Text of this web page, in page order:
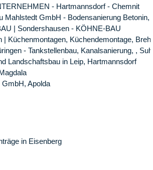
- Hartmannsdorf - Chemnit
Mahlstedt GmbH - Bodensanierung Betonin,
| Sondershausen - KÖHNE-BAU
| Küchenmontagen, Küchendemontage,
- Tankstellenbau, Kanalsanierung, ,
Landschaftsbau in Leip, Hartmannsdorf
Apolda
in Eisenberg